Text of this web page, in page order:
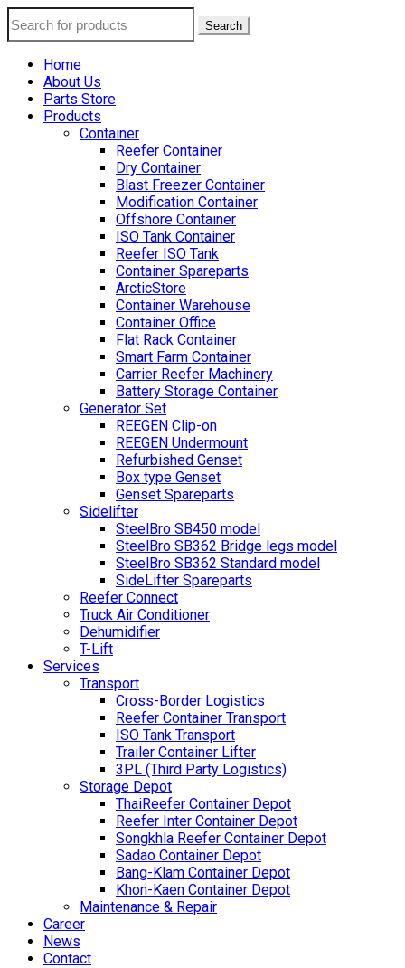
Search
Home
About Us
Parts Store
Products
Container
Reefer Container
Dry Container
Blast Freezer Container
Modification Container
Offshore Container
ISO Tank Container
Reefer ISO Tank
Container Spareparts
ArcticStore
Container Warehouse
Container Office
Flat Rack Container
Smart Farm Container
Carrier Reefer Machinery
Battery Storage Container
Generator Set
REEGEN Clip-on
REEGEN Undermount
Refurbished Genset
Box type Genset
Genset Spareparts
Sidelifter
SteelBro SB450 model
SteelBro SB362 Bridge legs model
SteelBro SB362 Standard model
SideLifter Spareparts
Reefer Connect
Truck Air Conditioner
Dehumidifier
T-Lift
Services
Transport
Cross-Border Logistics
Reefer Container Transport
ISO Tank Transport
Trailer Container Lifter
3PL (Third Party Logistics)
Storage Depot
ThaiReefer Container Depot
Reefer Inter Container Depot
Songkhla Reefer Container Depot
Sadao Container Depot
Bang-Klam Container Depot
Khon-Kaen Container Depot
Maintenance & Repair
Career
News
Contact